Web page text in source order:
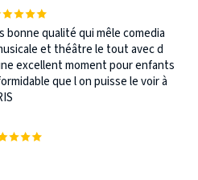
bonne qualité qui mêle comedia
et théâtre le tout avec d
excellent moment pour enfants
que l on puisse le voir à